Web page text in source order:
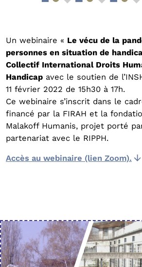
Un webinaire « Le vécu de la
personnes en situation de
Collectif International Droits
Handicap avec le soutien de
11 février 2022 de 15h30 à 17h.
Ce webinaire s’inscrit dans le
financé par la FIRAH et la
Malakoff Humanis, projet porté par
partenariat avec le RIPPH.
Accès au webinaire (lien Zoom).